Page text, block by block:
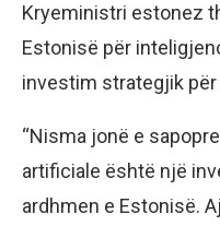
Kryeministri estonez
Estonisë për
investim strategjik
“Nisma jonë e
artificiale është një
ardhmen e Estonisë.